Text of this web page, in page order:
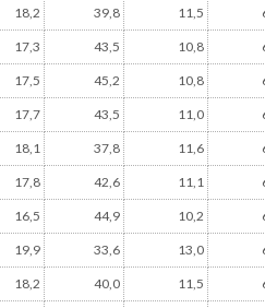
18,2 39,8 11,5
17,3 43,5 10,8
17,5 45,2 10,8
17,7 43,5 11,0
18,1 37,8 11,6
17,8 42,6 11,1
16,5 44,9 10,2
19,9 33,6 13,0
18,2 40,0 11,5